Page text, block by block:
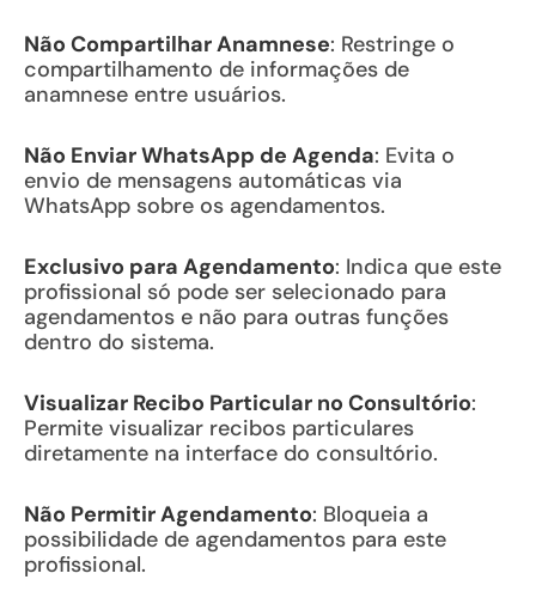
Não Compartilhar Anamnese: Restringe o
compartilhamento de informações de
anamnese entre usuários.
Não Enviar WhatsApp de Agenda: Evita o
envio de mensagens automáticas via
WhatsApp sobre os agendamentos.
Exclusivo para Agendamento: Indica que este
profissional só pode ser selecionado para
agendamentos e não para outras funções
dentro do sistema.
Visualizar Recibo Particular no Consultório:
Permite visualizar recibos particulares
diretamente na interface do consultório.
Não Permitir Agendamento: Bloqueia a
possibilidade de agendamentos para este
profissional.